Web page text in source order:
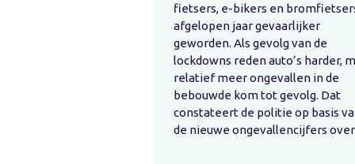
fietsers, e-bikers en
afgelopen jaar gevaarlijker
geworden. Als gevolg van de
lockdowns reden auto’s harder,
relatief meer ongevallen in de
bebouwde kom tot gevolg. Dat
constateert de politie op basis
de nieuwe ongevallencijfers